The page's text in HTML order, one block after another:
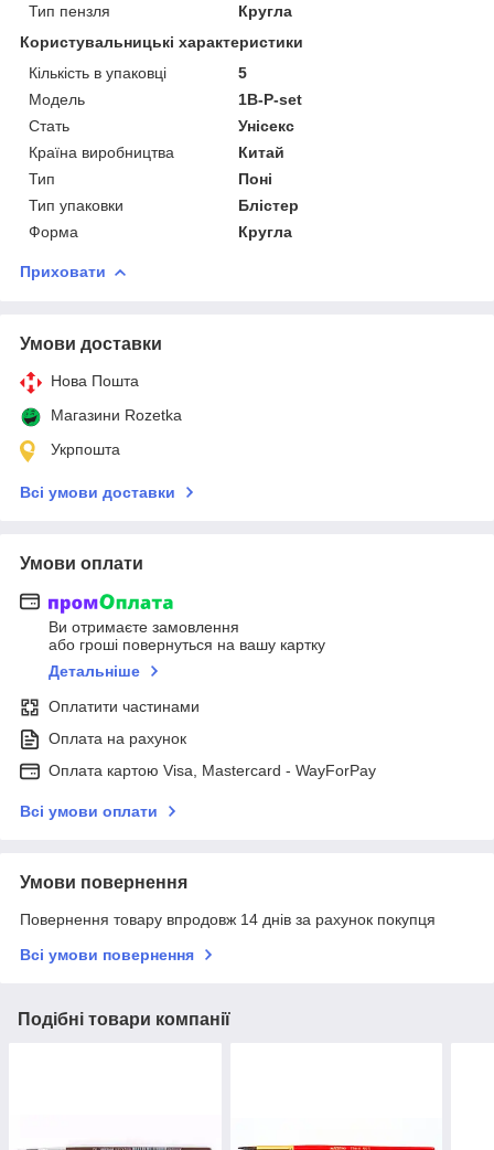
Тип пензля
Кругла
Користувальницькі характеристики
Кількість в упаковці
5
Мoдель
1В-P-set
Стать
Унісекс
Країна виробництва
Китай
Тип
Поні
Тип упаковки
Блістер
Форма
Кругла
Приховати
Умови доставки
Нова Пошта
Магазини Rozetka
Укрпошта
Всі умови доставки
Умови оплати
Ви отримаєте замовлення
або гроші повернуться на вашу картку
Детальніше
Оплатити частинами
Оплата на рахунок
Оплата картою Visa, Mastercard - WayForPay
Всі умови оплати
Умови повернення
Повернення товару впродовж 14 днів за рахунок покупця
Всі умови повернення
Подібні товари компанії